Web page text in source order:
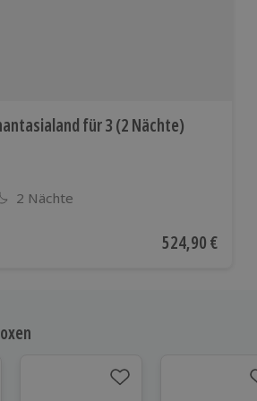
für 3 (2 Nächte)
2 Nächte
Aktueller Preis
524,90 €